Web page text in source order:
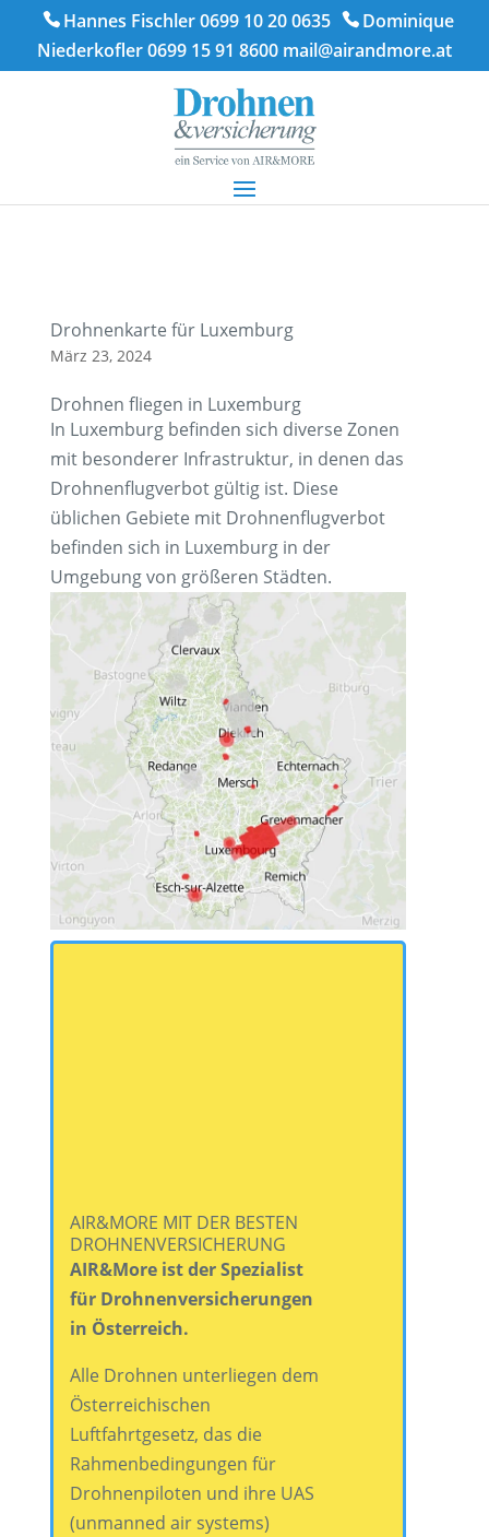
Hannes Fischler 0699 10 20 0635
Dominique
Niederkofler 0699 15 91 8600 mail@airandmore.at
Drohnenkarte für Luxemburg
März 23, 2024
Drohnen fliegen in Luxemburg
In Luxemburg befinden sich diverse Zonen
mit besonderer Infrastruktur, in denen das
Drohnenflugverbot gültig ist. Diese
üblichen Gebiete mit Drohnenflugverbot
befinden sich in Luxemburg in der
Umgebung von größeren Städten.
AIR&MORE MIT DER BESTEN
DROHNENVERSICHERUNG
AIR&More ist der Spezialist
für Drohnenversicherungen
in Österreich.
Alle Drohnen unterliegen dem
Österreichischen
Luftfahrtgesetz, das die
Rahmenbedingungen für
Drohnenpiloten und ihre UAS
(unmanned air systems)